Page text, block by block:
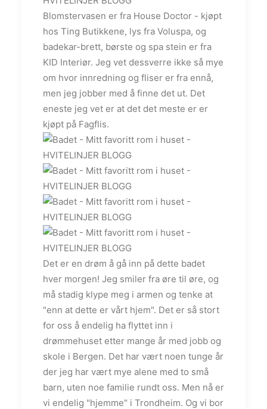
Blomstervasen er fra House Doctor - kjøpt
hos Ting Butikkene, lys fra Voluspa, og
badekar-brett, børste og spa stein er fra
KID Interiør. Jeg vet dessverre ikke så mye
om hvor innredning og fliser er fra ennå,
men jeg jobber med å finne det ut. Det
eneste jeg vet er at det det meste er er
kjøpt på Fagflis.
Det er en drøm å gå inn på dette badet
hver morgen! Jeg smiler fra øre til øre, og
må stadig klype meg i armen og tenke at
"enn at dette er vårt hjem". Det er så stort
for oss å endelig ha flyttet inn i
drømmehuset etter mange år med jobb og
skole i Bergen. Det har vært noen tunge år
der jeg har vært mye alene med to små
barn, uten noe familie rundt oss. Men nå er
vi endelig "hjemme" i Trondheim. Og vi bor